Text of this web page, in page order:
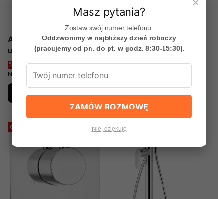
ARNIKA Bateria
umywalkowa BQA_024M
DeanteCena promocyjna
430,99 zł
Najniższa cena: 430,99 zł0%
ARNIKA Bateria
umywalkowa
Cena promocyjna
751,99 zł
Okazja Okazja
Masz pytania?
Zostaw swój numer telefonu.
Oddzwonimy w najbliższy dzień roboczy
(pracujemy od pn. do pt. w godz. 8:30-15:30).
ZAMÓW ROZMOWĘ
Nie, dziękuję